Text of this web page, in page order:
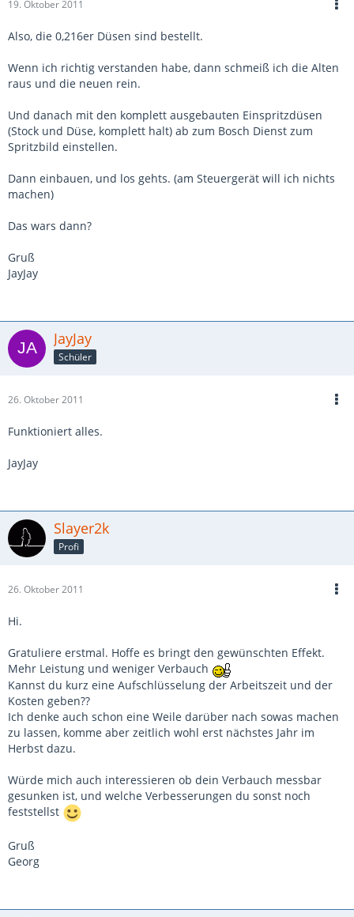
19. Oktober 2011
Also, die 0,216er Düsen sind bestellt.
Wenn ich richtig verstanden habe, dann schmeiß ich die Alten
raus und die neuen rein.
Und danach mit den komplett ausgebauten Einspritzdüsen
(Stock und Düse, komplett halt) ab zum Bosch Dienst zum
Spritzbild einstellen.
Dann einbauen, und los gehts. (am Steuergerät will ich nichts
machen)
Das wars dann?
Gruß
JayJay
JayJay
Schüler
26. Oktober 2011
Funktioniert alles.
JayJay
Slayer2k
Profi
26. Oktober 2011
Hi.
Gratuliere erstmal. Hoffe es bringt den gewünschten Effekt.
Mehr Leistung und weniger Verbauch
Kannst du kurz eine Aufschlüsselung der Arbeitszeit und der
Kosten geben??
Ich denke auch schon eine Weile darüber nach sowas machen
zu lassen, komme aber zeitlich wohl erst nächstes Jahr im
Herbst dazu.
Würde mich auch interessieren ob dein Verbauch messbar
gesunken ist, und welche Verbesserungen du sonst noch
feststellst
Gruß
Georg